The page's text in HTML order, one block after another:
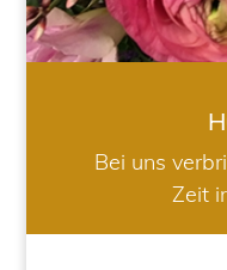
Bei uns
Zeit